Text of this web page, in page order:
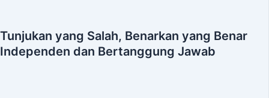
Tunjukan yang Salah, Benarkan yang Benar
Independen dan Bertanggung Jawab